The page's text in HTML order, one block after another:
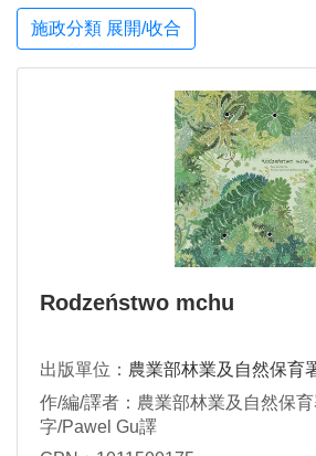
施政分類 展開/收合
Rodzeństwo mchu
出版單位： 農業部林業及自然保育
作/編/譯者：農業部林業及自然保
字/Pawel Gu譯